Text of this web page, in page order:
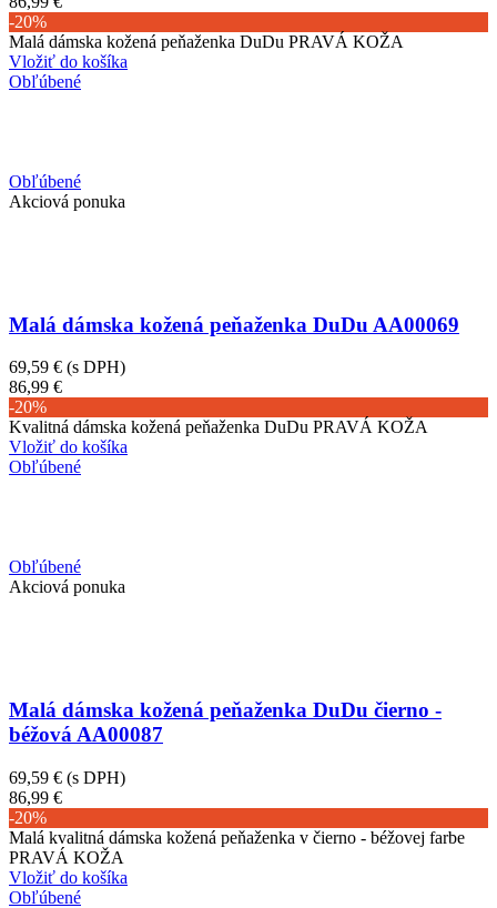
-20%
Malá dámska kožená peňaženka DuDu PRAVÁ KOŽA
Vložiť do košíka
Obľúbené
Obľúbené
Akciová ponuka
Malá dámska kožená peňaženka DuDu AA00069
69,59 € (s DPH)
86,99 €
-20%
Kvalitná dámska kožená peňaženka DuDu PRAVÁ KOŽA
Vložiť do košíka
Obľúbené
Obľúbené
Akciová ponuka
Malá dámska kožená peňaženka DuDu čierno -
béžová AA00087
69,59 € (s DPH)
86,99 €
-20%
Malá kvalitná dámska kožená peňaženka v čierno - béžovej farbe
PRAVÁ KOŽA
Vložiť do košíka
Obľúbené